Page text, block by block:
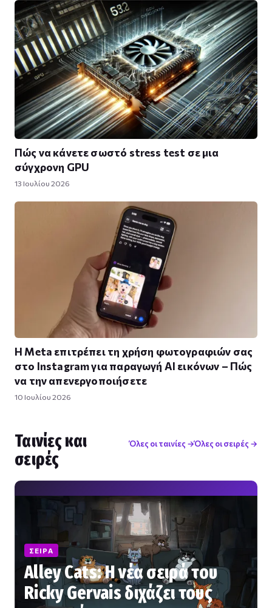
Πώς να κάνετε σωστό stress test σε μια
σύγχρονη GPU
13 Ιουλίου 2026
Η Meta επιτρέπει τη χρήση φωτογραφιών σας
στο Instagram για παραγωγή AI εικόνων – Πώς
να την απενεργοποιήσετε
10 Ιουλίου 2026
Ταινίες και
σειρές
Όλες οι ταινίες →Όλες οι σειρές →
ΣΕΙΡΆ
Alley Cats: Η νέα σειρά του
Ricky Gervais διχάζει τους